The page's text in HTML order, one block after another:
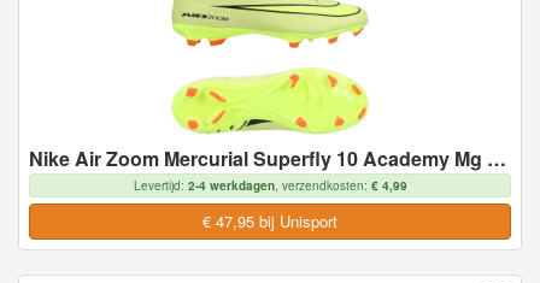
Nike Air Zoom Mercurial Superfly 10 Academy Mg Max Voltage - Geel/neon/oranje - Multi Ground (Mg), maat 44½
Levertijd: 2-4 werkdagen, verzendkosten: € 4,99
€ 47,95 bij Unisport